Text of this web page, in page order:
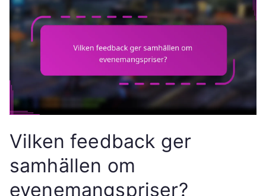
Vilken feedback ger
samhällen om
evenemangspriser?